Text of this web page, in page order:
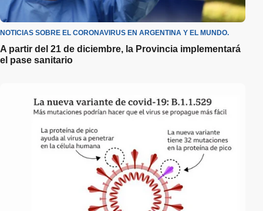
NOTICIAS SOBRE EL CORONAVIRUS EN ARGENTINA Y EL MUNDO.
A partir del 21 de diciembre, la Provincia implementará
el pase sanitario